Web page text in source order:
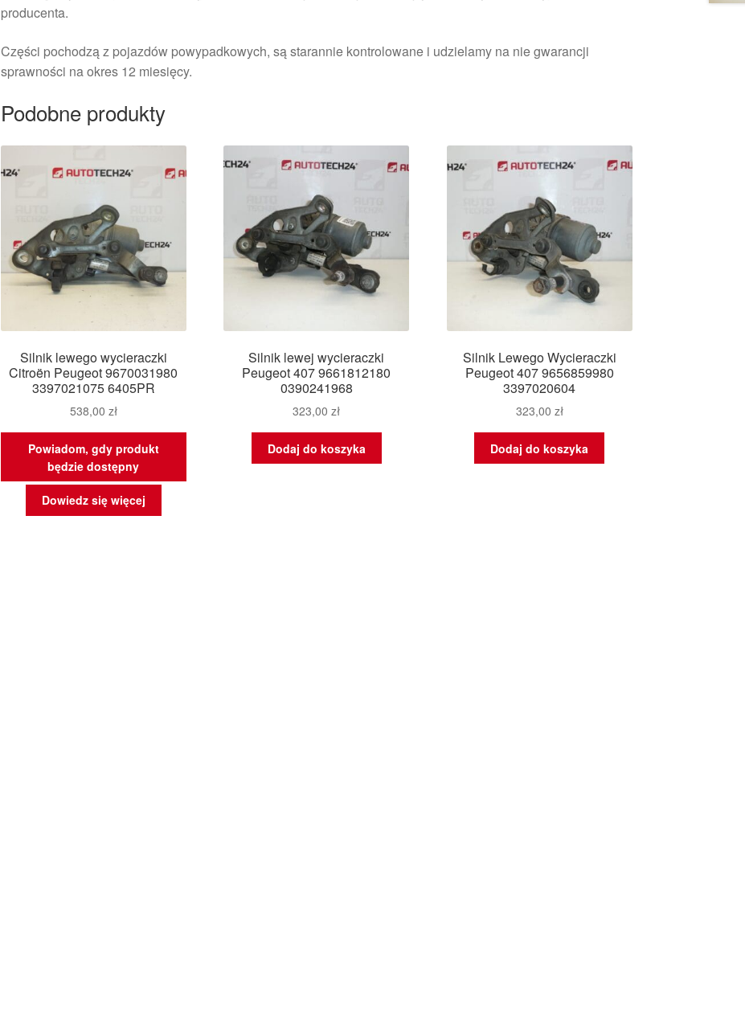
producenta.
Części pochodzą z pojazdów powypadkowych, są starannie kontrolowane i udzielamy na nie gwarancji
sprawności na okres 12 miesięcy.
Podobne produkty
Silnik lewego wycieraczki
Citroën Peugeot 9670031980
3397021075 6405PR
538,00 zł
Powiadom, gdy produkt
będzie dostępny
Dowiedz się więcej
Silnik lewej wycieraczki
Peugeot 407 9661812180
0390241968
323,00zł
Dodaj do koszyka
Silnik Lewego Wycieraczki
Peugeot 407 9656859980
3397020604
323,00 zł
Dodaj do koszyka